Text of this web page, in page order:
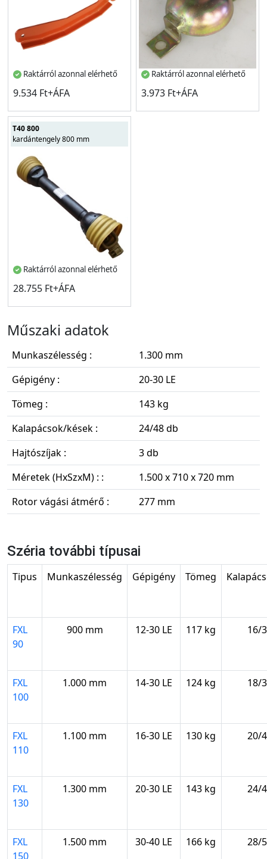
Raktárról azonnal elérhető
9.534 Ft+ÁFA
Raktárról azonnal elérhető
3.973 Ft+ÁFA
T40 800
kardántengely 800 mm
Raktárról azonnal elérhető
28.755 Ft+ÁFA
Műszaki adatok
Munkaszélesség :
1.300 mm
Gépigény :
20-30 LE
Tömeg :
143 kg
Kalapácsok/kések :
24/48 db
Hajtószíjak :
3 db
Méretek (HxSzxM) : :
1.500 x 710 x 720 mm
Rotor vágási átmérő :
277 mm
Széria további típusai
Tipus Munkaszélesség Gépigény Tömeg
FXL
90
900 mm 12-30 LE 117 kg 16/
FXL
100
1.000 mm 14-30 LE 124 kg 18/
FXL
110
1.100 mm 16-30 LE 130 kg 20/
FXL
130
1.300 mm 20-30 LE 143 kg 24/
FXL
150
1.500 mm 30-40 LE 166 kg 28/